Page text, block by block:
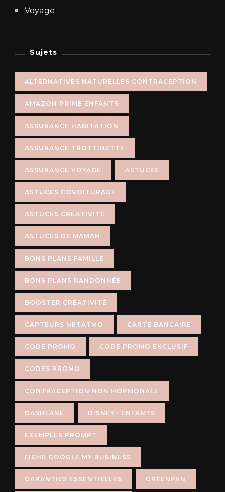
Voyage
Sujets
ALTERNATIVES NATURELLES CONTRACEPTION
AMAZON PRIME ENFANTS
ASSURANCE HABITATION
ASSURANCE TROTTINETTE
ASSURANCE VOYAGE ASTUCES
ASTUCES COVOITURAGE
ASTUCES CRÉATIVITÉ
ASTUCES DE MAMAN
BONS PLANS FAMILLE
BONS PLANS RANDONNÉE
BOOSTER CRÉATIVITÉ
CAPTEURS NETATMO CARTE BANCAIRE
CODE PROMO CODE PROMO EXCLUSIF
CODES PROMO
CONTRACEPTION NON HORMONALE
DASHLANE DISNEY+ ENFANTS
EXEMPLES PROMPT
FICHE GOOGLE MY BUSINESS
GARANTIES ESSENTIELLES GREENPAN